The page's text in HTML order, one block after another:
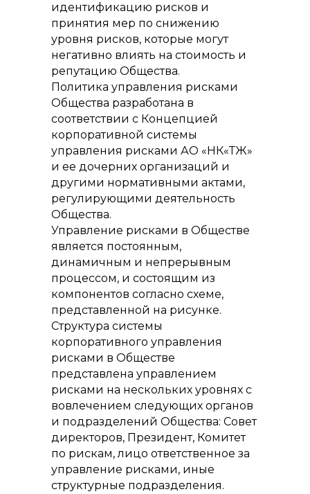
идентификацию рисков и
принятия мер по снижению
уровня рисков, которые могут
негативно влиять на стоимость и
репутацию Общества.
Политика управления рисками
Общества разработана в
соответствии с Концепцией
корпоративной системы
управления рисками АО «НК«ҚТЖ»
и ее дочерних организаций и
другими нормативными актами,
регулирующими деятельность
Общества.
Управление рисками в Обществе
является постоянным,
динамичным и непрерывным
процессом, и состоящим из
компонентов согласно схеме,
представленной на рисунке.
Структура системы
корпоративного управления
рисками в Обществе
представлена управлением
рисками на нескольких уровнях с
вовлечением следующих органов
и подразделений Общества: Совет
директоров, Президент, Комитет
по рискам, лицо ответственное за
управление рисками, иные
структурные подразделения.